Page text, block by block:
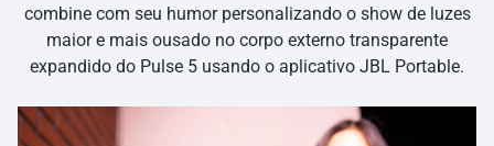
combine com seu humor personalizando o show de luzes
maior e mais ousado no corpo externo transparente
expandido do Pulse 5 usando o aplicativo JBL Portable.